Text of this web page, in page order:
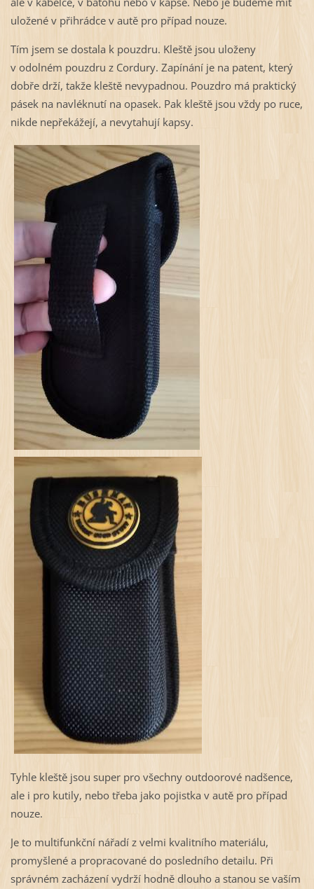
uložené v přihrádce v autě pro případ nouze.
Tím jsem se dostala k pouzdru. Kleště jsou uloženy
v odolném pouzdru z Cordury. Zapínání je na patent, který
dobře drží, takže kleště nevypadnou. Pouzdro má praktický
pásek na navléknutí na opasek. Pak kleště jsou vždy po ruce,
nikde nepřekážejí, a nevytahují kapsy.
Tyhle kleště jsou super pro všechny outdoorové nadšence,
ale i pro kutily, nebo třeba jako pojistka v autě pro případ
nouze.
Je to multifunkční nářadí z velmi kvalitního materiálu,
promyšlené a propracované do posledního detailu. Při
správném zacházení vydrží hodně dlouho a stanou se vaším